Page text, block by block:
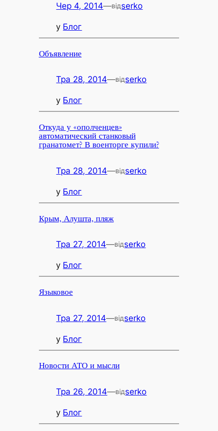
Чер 4, 2014—відserko
у Блог
Объявление
Тра 28, 2014—відserko
у Блог
Откуда у «ополченцев»
автоматический станковый
гранатомет? В военторге купили?
Тра 28, 2014—відserko
у Блог
Крым, Алушта, пляж
Тра 27, 2014—відserko
у Блог
Языковое
Тра 27, 2014—відserko
у Блог
Новости АТО и мысли
Тра 26, 2014—відserko
у Блог